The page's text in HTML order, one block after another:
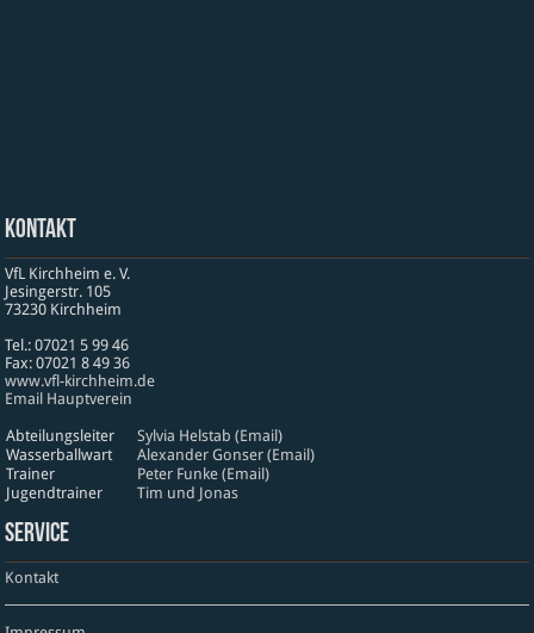
Kontakt
VfL Kirchheim e. V.
Jesinger­str. 105
73230 Kirch­heim
Tel.: 07021 5 99 46
Fax: 07021 8 49 36
www​.vfl​-kirch​heim​.de
Email Hauptverein
Abteilungsleiter
Sylvia Helstab (Email)
Wasserballwart
Alexander Gonser (Email)
Trainer
Peter Funke (Email)
Jugendtrainer
Tim und Jonas
Service
Kontakt